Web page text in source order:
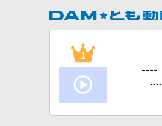
1
----
----